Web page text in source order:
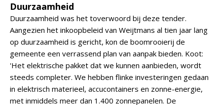
Duurzaamheid
Duurzaamheid was het toverwoord bij deze tender.
Aangezien het inkoopbeleid van Weijtmans al tien jaar lang
op duurzaamheid is gericht, kon de boomrooierij de
gemeente een verrassend plan van aanpak bieden. Koot:
'Het elektrische pakket dat we kunnen aanbieden, wordt
steeds completer. We hebben flinke investeringen gedaan
in elektrisch materieel, accucontainers en zonne-energie,
met inmiddels meer dan 1.400 zonnepanelen. De